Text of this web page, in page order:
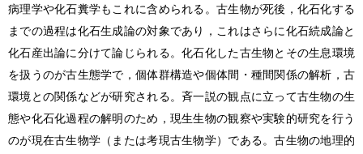
病理学や化石糞学もこれに含められる。古生物が死後，化石化する
までの過程は化石生成論の対象であり，これはさらに化石続成論と
化石産出論に分けて論じられる。化石化した古生物とその生息環境
を扱うのが古生態学で，個体群構造や個体間・種間関係の解析，古
環境との関係などが研究される。斉一説の観点に立って古生物の生
態や化石化過程の解明のため，現生生物の観察や実験的研究を行う
のが現在古生物学 （または考現古生物学）である。古生物の地理的